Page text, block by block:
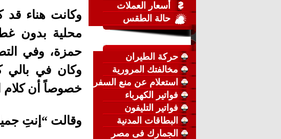
أسعار العملات
حالة الطقس
حركة الطيران
مخالفتك المرورية
استعلام عن منع السفر
فواتير الكهرباء
فواتير التليفون
البطاقات المدنية
الجمارك فى مصر
وكانت هناء
محلية بدون
حمزة، وفي
وكان في بالي
خصوصاً أن كلام
وقالت “إنتِ